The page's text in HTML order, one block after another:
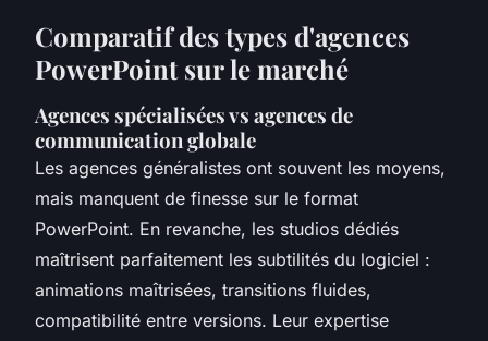
Comparatif des types d'agences
PowerPoint sur le marché
Agences spécialisées vs agences de
communication globale
Les agences généralistes ont souvent les moyens,
mais manquent de finesse sur le format
PowerPoint. En revanche, les studios dédiés
maîtrisent parfaitement les subtilités du logiciel :
animations maîtrisées, transitions fluides,
compatibilité entre versions. Leur expertise